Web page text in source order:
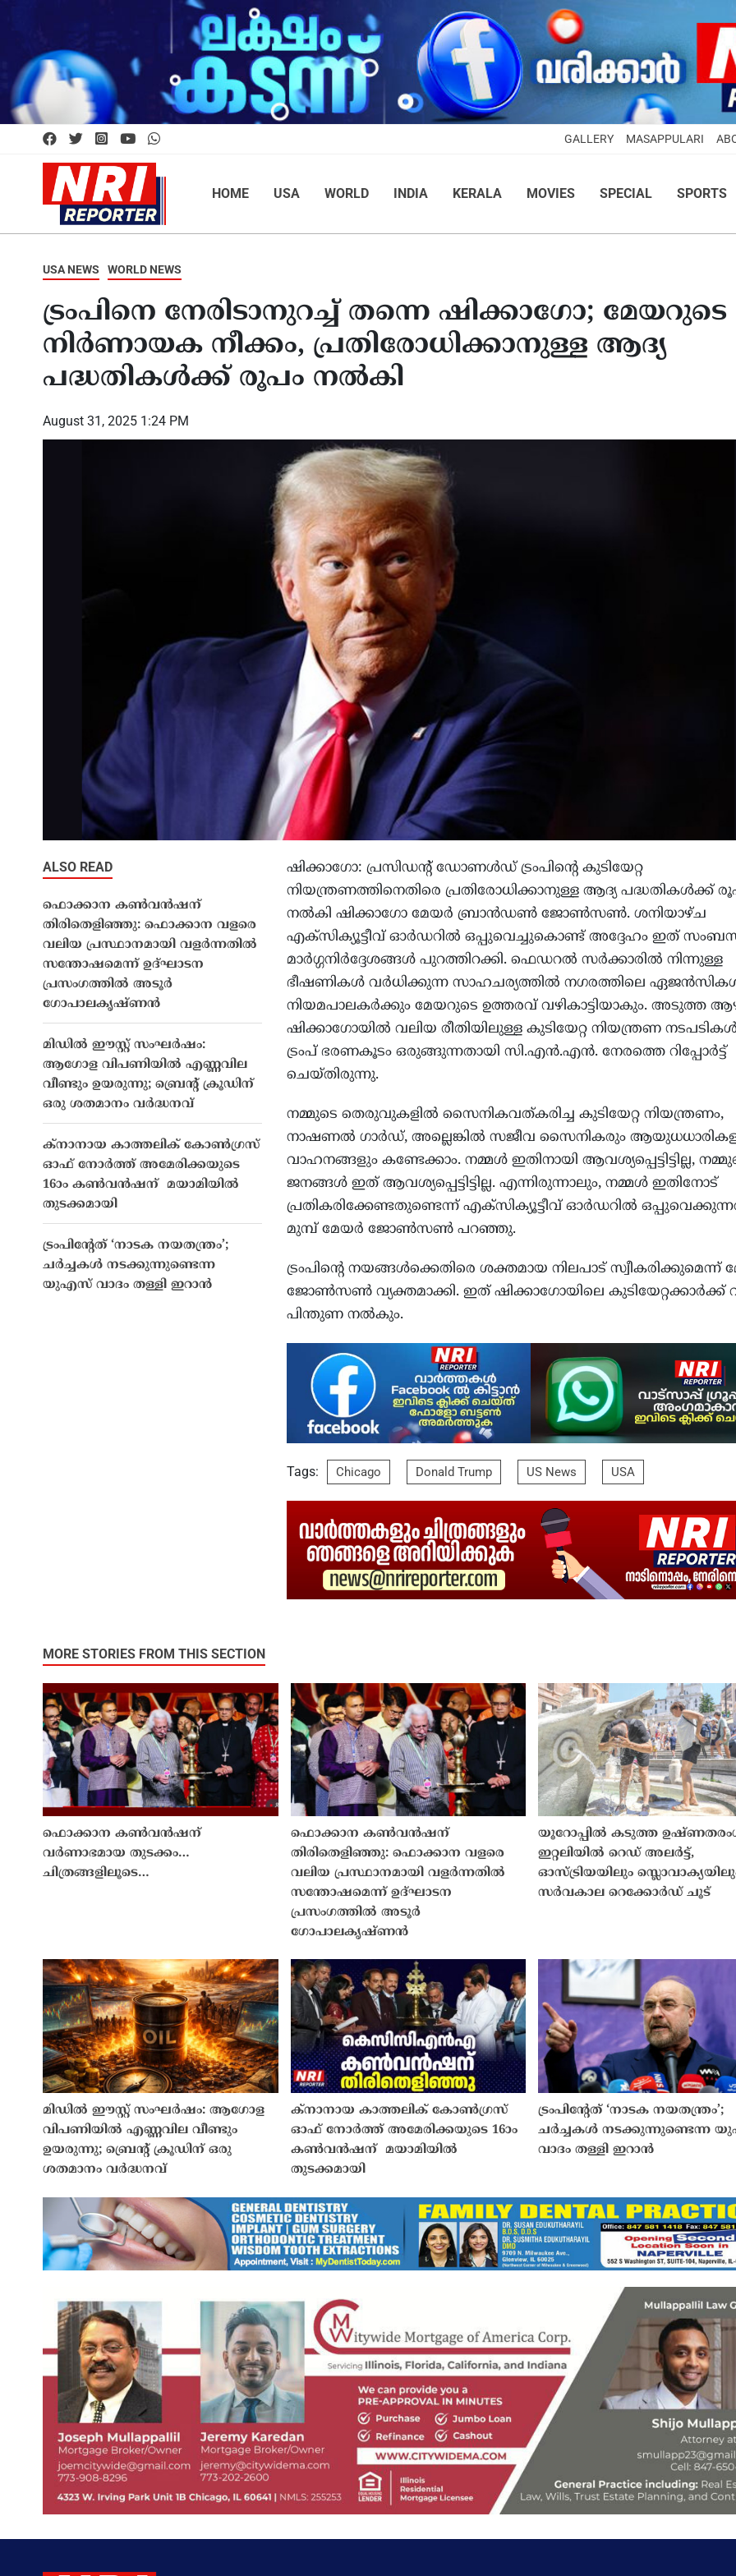
GALLERY MASAPPULARI
HOME USA WORLD INDIA KERALA MOVIES SPECIAL SPORTS
USA NEWS WORLD NEWS
ട്രംപിനെ നേരിടാനുറച്ച് തന്നെ ഷിക്കാഗോ; മേയറുടെ
നിർണായക നീക്കം, പ്രതിരോധിക്കാനുള്ള ആദ്യ
പദ്ധതികൾക്ക് രൂപം നൽകി
August 31, 2025 1:24 PM
ഷിക്കാഗോ: പ്രസിഡന്റ് ഡോണൾഡ് ട്രംപിന്റെ കുടിയേറ്റ
നിയന്ത്രണത്തിനെതിരെ പ്രതിരോധിക്കാനുള്ള ആദ്യ പദ്ധതികൾക്ക്
നൽകി ഷിക്കാഗോ മേയർ ബ്രാൻഡൺ ജോൺസൺ. ശനിയാഴ്ച
എക്‌സിക്യൂട്ടീവ് ഓർഡറിൽ ഒപ്പുവെച്ചുകൊണ്ട് അദ്ദേഹം ഇത്
മാർഗ്ഗനിർദ്ദേശങ്ങൾ പുറത്തിറക്കി. ഫെഡറൽ സർക്കാരിൽ നിന്നുള്ള
ഭീഷണികൾ വർധിക്കുന്ന സാഹചര്യത്തിൽ നഗരത്തിലെ
നിയമപാലകർക്കും മേയറുടെ ഉത്തരവ് വഴികാട്ടിയാകും. അടുത്ത
ഷിക്കാഗോയിൽ വലിയ രീതിയിലുള്ള കുടിയേറ്റ നിയന്ത്രണ
ട്രംപ് ഭരണകൂടം ഒരുങ്ങുന്നതായി സി.എൻ.എൻ. നേരത്തെ റിപ്പോർട്ട്
ചെയ്തിരുന്നു.
നമ്മുടെ തെരുവുകളിൽ സൈനികവത്കരിച്ച കുടിയേറ്റ നിയന്ത്രണം,
നാഷണൽ ഗാർഡ്, അല്ലെങ്കിൽ സജീവ സൈനികരും
വാഹനങ്ങളും കണ്ടേക്കാം. നമ്മൾ ഇതിനായി ആവശ്യപ്പെട്ടിട്ടില്ല,
ജനങ്ങൾ ഇത് ആവശ്യപ്പെട്ടിട്ടില്ല. എന്നിരുന്നാലും, നമ്മൾ ഇതിനോട്
പ്രതികരിക്കേണ്ടതുണ്ടെന്ന് എക്‌സിക്യൂട്ടീവ് ഓർഡറിൽ
മുമ്പ് മേയർ ജോൺസൺ പറഞ്ഞു.
ട്രംപിന്റെ നയങ്ങൾക്കെതിരെ ശക്തമായ നിലപാട് സ്വീകരിക്കുമെന്ന്
ജോൺസൺ വ്യക്തമാക്കി. ഇത് ഷിക്കാഗോയിലെ കുടിയേറ്റക്കാർക്ക്
പിന്തുണ നൽകും.
Tags: Chicago Donald Trump US News USA
ALSO READ
ഫൊക്കാന കൺവൻഷന്
തിരിതെളിഞ്ഞു: ഫൊക്കാന വളരെ
വലിയ പ്രസ്ഥാനമായി വളർന്നതിൽ
സന്തോഷമെന്ന് ഉദ്ഘാടന
പ്രസംഗത്തിൽ അടൂർ
ഗോപാലകൃഷ്ണൻ
മിഡിൽ ഈസ്റ്റ് സംഘർഷം:
ആഗോള വിപണിയിൽ എണ്ണവില
വീണ്ടും ഉയരുന്നു; ബ്രെൻ്റ് ക്രൂഡിന്
ഒരു ശതമാനം വർദ്ധനവ്
ക്നാനായ കാത്തലിക് കോൺഗ്രസ്
ഓഫ് നോർത്ത് അമേരിക്കയുടെ
16ാം കൺവൻഷന് മയാമിയിൽ
തുടക്കമായി
ട്രംപിൻ്റേത് ‘നാടക നയതന്ത്രം’;
ചർച്ചകൾ നടക്കുന്നുണ്ടെന്ന
യുഎസ് വാദം തള്ളി ഇറാൻ
MORE STORIES FROM THIS SECTION
ഫൊക്കാന കൺവൻഷന്
വർണാഭമായ തുടക്കം…
ചിത്രങ്ങളിലൂടെ…
ഫൊക്കാന കൺവൻഷന്
തിരിതെളിഞ്ഞു: ഫൊക്കാന വളരെ
വലിയ പ്രസ്ഥാനമായി വളർന്നതിൽ
സന്തോഷമെന്ന് ഉദ്ഘാടന
പ്രസംഗത്തിൽ അടൂർ
ഗോപാലകൃഷ്ണൻ
യൂറോപ്പിൽ കടുത്ത
ഇറ്റലിയിൽ റെഡ് അലർട്ട്,
ഓസ്ട്രിയയിലും
സർവകാല റെക്കോർഡ് ചൂട്
മിഡിൽ ഈസ്റ്റ് സംഘർഷം: ആഗോള
വിപണിയിൽ എണ്ണവില വീണ്ടും
ഉയരുന്നു; ബ്രെൻ്റ് ക്രൂഡിന് ഒരു
ശതമാനം വർദ്ധനവ്
ക്നാനായ കാത്തലിക് കോൺഗ്രസ്
ഓഫ് നോർത്ത് അമേരിക്കയുടെ 16ാം
കൺവൻഷന് മയാമിയിൽ
തുടക്കമായി
ട്രംപിൻ്റേത് ‘നാടക നയതന്ത്രം’;
ചർച്ചകൾ നടക്കുന്നുണ്ടെന്ന
വാദം തള്ളി ഇറാൻ
ക്നാനായ കാത്തലിക് കോൺഗ്രസ്
ഓഫ് നോർത്ത് അമേരിക്കയുടെ 16ാം
ട്രംപിൻ്റേത് ‘നാടക നയതന്ത്രം’;
ചർച്ചകൾ നടക്കുന്നുണ്ടെന്ന യുഎസ്
വാദം തള്ളി ഇറാൻ